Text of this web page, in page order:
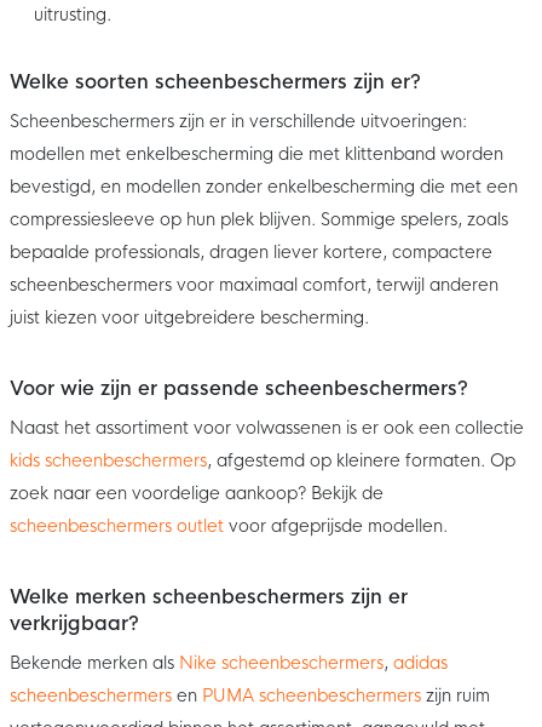
uitrusting.
Welke soorten scheenbeschermers zijn er?
Scheenbeschermers zijn er in verschillende uitvoeringen:
modellen met enkelbescherming die met klittenband worden
bevestigd, en modellen zonder enkelbescherming die met een
compressiesleeve op hun plek blijven. Sommige spelers, zoals
bepaalde professionals, dragen liever kortere, compactere
scheenbeschermers voor maximaal comfort, terwijl anderen
juist kiezen voor uitgebreidere bescherming.
Voor wie zijn er passende scheenbeschermers?
Naast het assortiment voor volwassenen is er ook een collectie
kids scheenbeschermers, afgestemd op kleinere formaten. Op
zoek naar een voordelige aankoop? Bekijk de
scheenbeschermers outlet voor afgeprijsde modellen.
Welke merken scheenbeschermers zijn er
verkrijgbaar?
Bekende merken als Nike scheenbeschermers, adidas
scheenbeschermers en PUMA scheenbeschermers zijn ruim